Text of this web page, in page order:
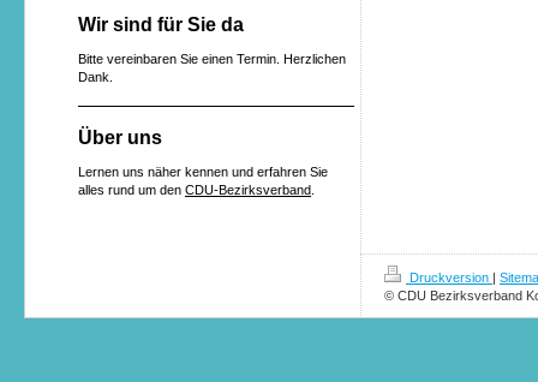
Wir sind für Sie da
Bitte vereinbaren Sie einen Termin. Herzlichen
Dank.
Über uns
Lernen uns näher kennen und erfahren Sie
alles rund um den CDU-Bezirksverband
Druckversion |
© CDU Bezirksverband